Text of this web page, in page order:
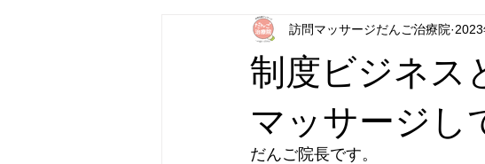
制度ビジネス
マッサージ
訪問マッサージだんご治療院
だんご院長です。